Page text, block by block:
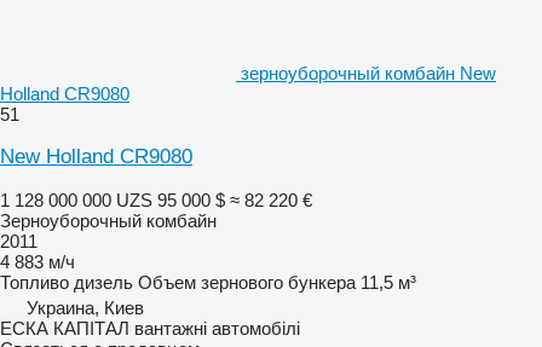
зерноуборочный комбайн New
Holland CR9080
51
New Holland CR9080
1 128 000 000 UZS 95 000 $ ≈ 82 220 €
Зерноуборочный комбайн
2011
4 883 м/ч
Топливо дизель Объем зернового бункера 11,5 м³
Украина, Киев
ЕСКА КАПІТАЛ вантажні автомобілі